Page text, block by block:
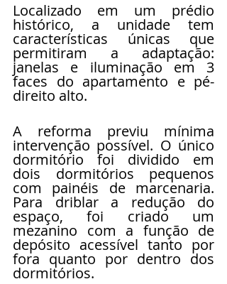
Localizado em um prédio
histórico, a unidade tem
características únicas que
permitiram a adaptação:
janelas e iluminação em 3
faces do apartamento e pé-
direito alto.
A reforma previu mínima
intervenção possível. O único
dormitório foi dividido em
dois dormitórios pequenos
com painéis de marcenaria.
Para driblar a redução do
espaço, foi criado um
mezanino com a função de
depósito acessível tanto por
fora quanto por dentro dos
dormitórios.